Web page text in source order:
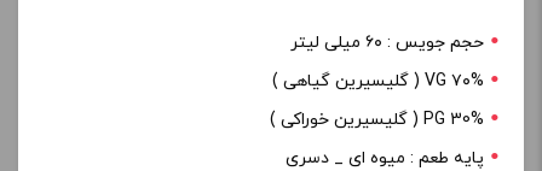
حجم جویس : ۶۰ میلی لیتر
۷۰% VG ( گلیسیرین گیاهی )
PG 30% ( گلیسیرین خوراکی )
پایه طعم : میوه ای _ دسری